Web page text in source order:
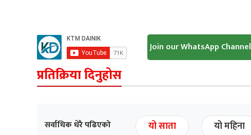
Join our WhatsApp Channel
प्रतिक्रिया दिनुहोस
सर्वाधिक धेरै पढिएको यो साता यो महिना